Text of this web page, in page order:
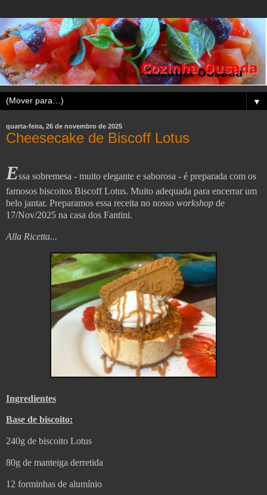
▼
quarta-feira, 26 de novembro de 2025
Cheesecake de Biscoff Lotus
Essa sobremesa - muito elegante e saborosa - é preparada com os
famosos biscoitos Biscoff Lotus. Muito adequada para encerrar um
belo jantar. Preparamos essa receita no nosso workshop de
17/Nov/2025 na casa dos Fantini.
Alla Ricetta...
Ingredientes
Base de biscoito:
240g de biscoito Lotus
80g de manteiga derretida
12 forminhas de alumínio